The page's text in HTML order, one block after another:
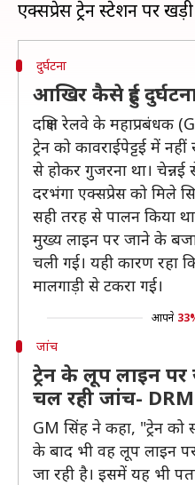
दुर्घटना
आखिर कैसे हुई
दक्षिण रेलवे के
ट्रेन को कावराईपेट्टई में
से होकर गुजरना था। चेन्नई
दरभंगा एक्सप्रेस को मिले
सही तरह से पालन किया
मुख्य लाइन पर जाने के
चली गई। यही कारण
मालगाड़ी से टकरा गई।
आपने
जांच
ट्रेन के लूप लाइन
चल रही जांच- DRM
GM सिंह ने कहा, "ट्रेन को
के बाद भी वह लूप लाइन
जा रही है। इसमें यह भी